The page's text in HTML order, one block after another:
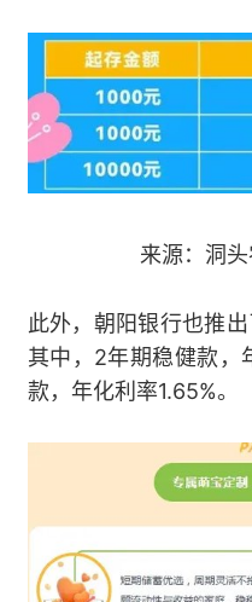
来源：洞头
此外，朝阳银行也推
其中，2年期稳健款，
款，年化利率1.65%。